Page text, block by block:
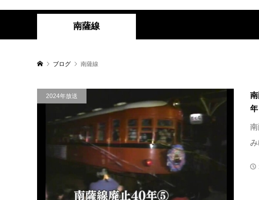
南薩線
ブログ 南薩線
2024年放送
年